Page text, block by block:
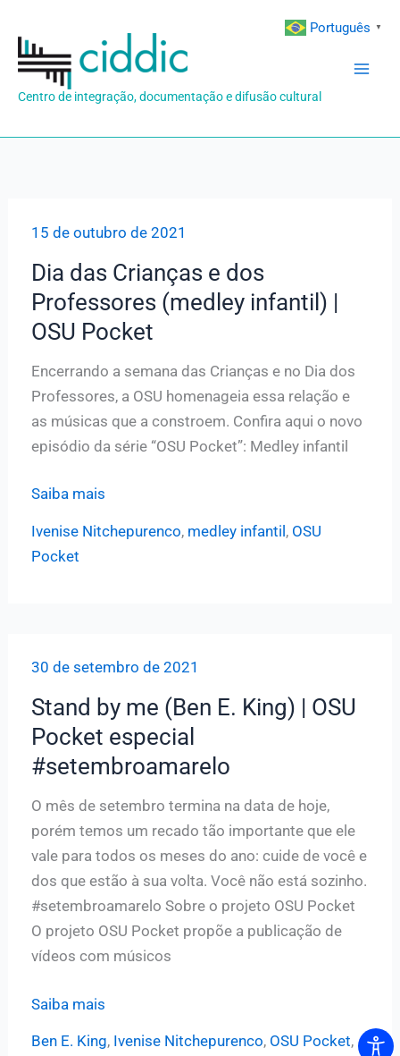
para
conteúdo
Centro de integração, documentação e difusão cultural
15 de outubro de 2021
Dia das Crianças e dos
Professores (medley infantil) |
OSU Pocket
Encerrando a semana das Crianças e no Dia dos
Professores, a OSU homenageia essa relação e
as músicas que a constroem. Confira aqui o novo
episódio da série “OSU Pocket”: Medley infantil
Dia
infantil)
OSU
Pocket
Saiba mais
Ivenise Nitchepurenco, medley infantil, OSU
Pocket
30 de setembro de 2021
Stand by me (Ben E. King) | OSU
Pocket especial
#setembroamarelo
O mês de setembro termina na data de hoje,
porém temos um recado tão importante que ele
vale para todos os meses do ano: cuide de você e
dos que estão à sua volta. Você não está sozinho.
#setembroamarelo Sobre o projeto OSU Pocket
O projeto OSU Pocket propõe a publicação de
vídeos com músicos
Stand
Saiba mais
Ben E. King, Ivenise Nitchepurenco, OSU Pocket,
Português ▼